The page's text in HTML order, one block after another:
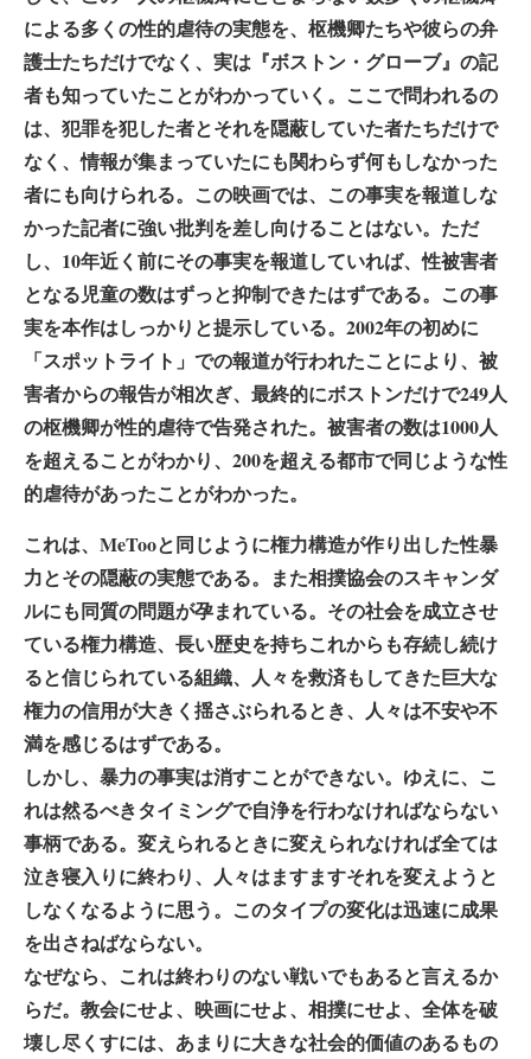
による多くの性的虐待の実態を、枢機卿たちや彼らの弁
護士たちだけでなく、実は『ボストン・グローブ』の記
者も知っていたことがわかっていく。ここで問われるの
は、犯罪を犯した者とそれを隠蔽していた者たちだけで
なく、情報が集まっていたにも関わらず何もしなかった
者にも向けられる。この映画では、この事実を報道しな
かった記者に強い批判を差し向けることはない。ただ
し、10年近く前にその事実を報道していれば、性被害者
となる児童の数はずっと抑制できたはずである。この事
実を本作はしっかりと提示している。2002年の初めに
「スポットライト」での報道が行われたことにより、被
害者からの報告が相次ぎ、最終的にボストンだけで249人
の枢機卿が性的虐待で告発された。被害者の数は1000人
を超えることがわかり、200を超える都市で同じような性
的虐待があったことがわかった。
これは、MeTooと同じように権力構造が作り出した性暴
力とその隠蔽の実態である。また相撲協会のスキャンダ
ルにも同質の問題が孕まれている。その社会を成立させ
ている権力構造、長い歴史を持ちこれからも存続し続け
ると信じられている組織、人々を救済もしてきた巨大な
権力の信用が大きく揺さぶられるとき、人々は不安や不
満を感じるはずである。
しかし、暴力の事実は消すことができない。ゆえに、こ
れは然るべきタイミングで自浄を行わなければならない
事柄である。変えられるときに変えられなければ全ては
泣き寝入りに終わり、人々はますますそれを変えようと
しなくなるように思う。このタイプの変化は迅速に成果
を出さねばならない。
なぜなら、これは終わりのない戦いでもあると言えるか
らだ。教会にせよ、映画にせよ、相撲にせよ、全体を破
壊し尽くすには、あまりに大きな社会的価値のあるもの